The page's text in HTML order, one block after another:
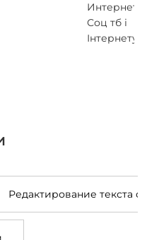
Интернета/
Соц тб і
Інтернету
Редактирование текста